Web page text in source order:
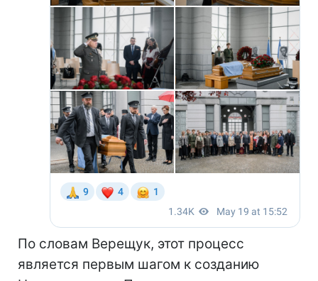
По словам Верещук, этот процесс
является первым шагом к созданию